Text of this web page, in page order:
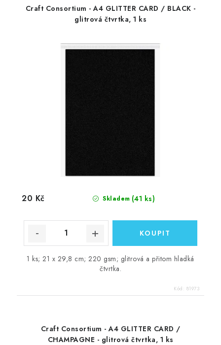
Craft Consortium - A4 GLITTER CARD / BLACK -
glitrová čtvrtka, 1 ks
Skladem (41 ks)
20 Kč
1 ks; 21 x 29,8 cm; 220 gsm; glitrová a přitom hladká
čtvrtka.
Kód: 81973
Craft Consortium - A4 GLITTER CARD /
CHAMPAGNE - glitrová čtvrtka, 1 ks